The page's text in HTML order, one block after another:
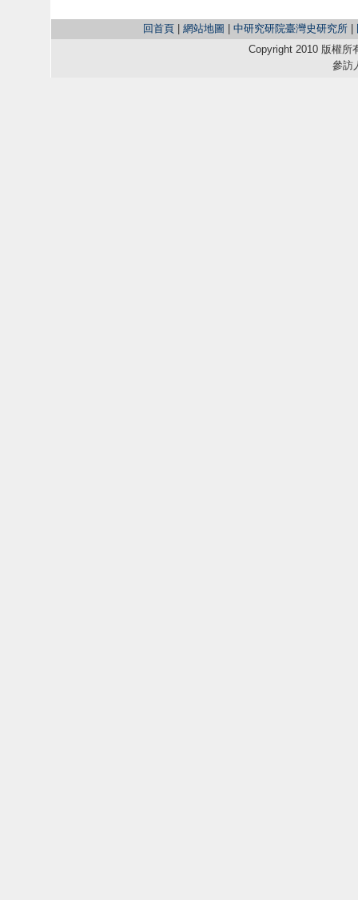
回首頁| 網站地圖 中研究研院臺灣史研究所|
Copyright 2010 版權所
參訪